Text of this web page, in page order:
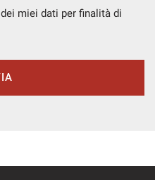
miei dati per finalità di